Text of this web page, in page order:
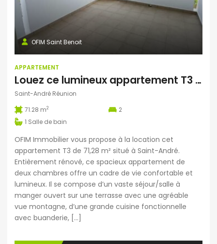
OFIM Saint Benoit
APPARTEMENT
Louez ce lumineux appartement T3 de 71,28 m² situé à Saint-André Réunion
Saint-André Réunion
71.28 m2
2
1 Salle de bain
OFIM Immobilier vous propose à la location cet
appartement T3 de 71,28 m² situé à Saint-André.
Entièrement rénové, ce spacieux appartement de
deux chambres offre un cadre de vie confortable et
lumineux. Il se compose d’un vaste séjour/salle à
manger ouvert sur une terrasse avec une agréable
vue montagne, d’une grande cuisine fonctionnelle
avec buanderie, […]